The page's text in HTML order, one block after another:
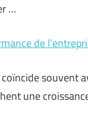
…
de
souvent
une